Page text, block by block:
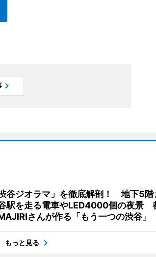
谷ジオラマ」を徹底解剖！ 地下5階
駅を走る電車やLED4000個の夜景
さんが作る「もう一つの渋谷」
もっと見る